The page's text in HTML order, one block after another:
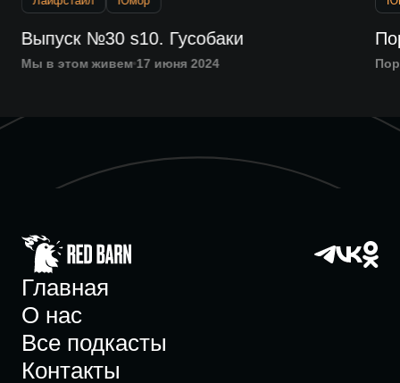
Выпуск №30 s10. Гусобаки
Мы в этом живем 17 июня 2024
Главная
О нас
Все подкасты
Контакты